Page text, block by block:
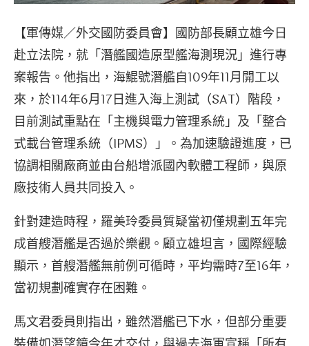
【軍傳媒／外交國防委員會】國防部長顧立雄今日
赴立法院，就「潛艦國造原型艦海測現況」進行專
案報告。他指出，海鯤號潛艦自109年11月開工以
來，於114年6月17日進入海上測試（SAT）階段，
目前測試重點在「主機與電力管理系統」及「整合
式載台管理系統（IPMS）」。為加速驗證進度，已
協調相關廠商並由台船增派國內軟體工程師，與原
廠技術人員共同投入。
針對建造時程，羅美玲委員質疑當初僅規劃五年完
成首艘潛艦是否過於樂觀。顧立雄坦言，國際經驗
顯示，首艘潛艦無前例可循時，平均需時7至16年，
當初規劃確實存在困難。
馬文君委員則指出，雖然潛艦已下水，但部分重要